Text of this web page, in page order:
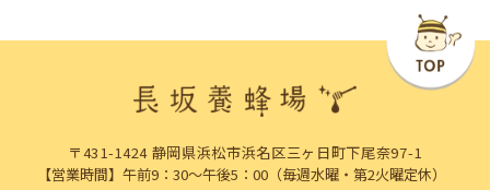
〒431-1424 静岡県浜松市浜名区三ヶ日町下尾奈97-1
【営業時間】午前9：30～午後5：00（毎週水曜・第2火曜定休）